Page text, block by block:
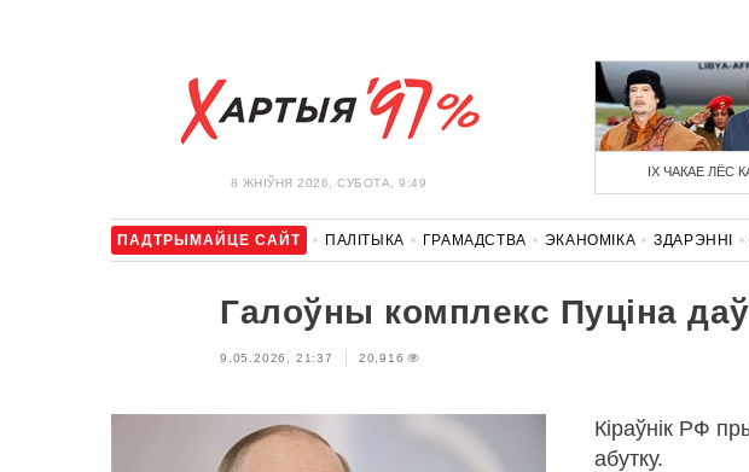
8 ЖНIЎНЯ 2026, СУБОТА, 9:49
ІХ ЧАКАЕ ЛЁС
ПАДТРЫМАЙЦЕ САЙТ ПАЛІТЫКА ГРАМАДСТВА ЭКАНОМІКА ЗДАРЭННI
Галоўны комплекс Пуціна
9.05.2026, 21:37 20,916
Кіраўнік РФ
абутку.